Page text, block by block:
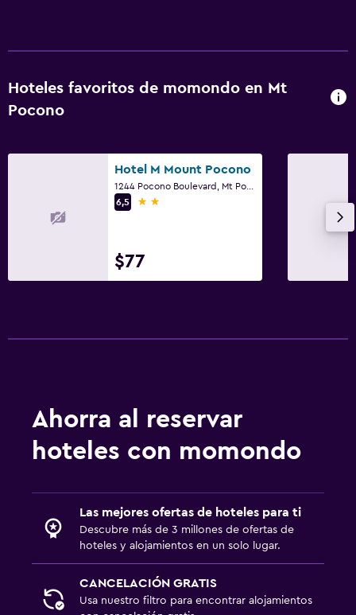
Hoteles favoritos de momondo en Mt
Pocono
Hotel M Mount Pocono
6,5
2 estrellas
$77
Ahorra al reservar
hoteles con momondo
Las mejores ofertas de hoteles para ti
Descubre más de 3 millones de ofertas de
hoteles y alojamientos en un solo lugar.
CANCELACIÓN GRATIS
Usa nuestro filtro para encontrar alojamientos